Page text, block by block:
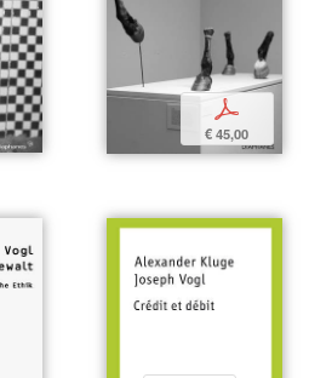
p
€ 45,00